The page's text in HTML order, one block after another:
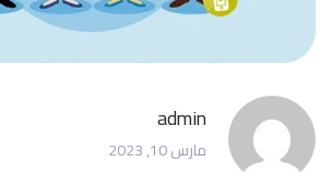
admin
مارس 10, 2023